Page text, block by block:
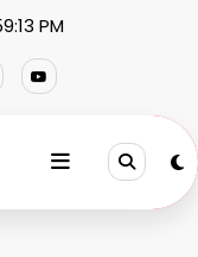
PM